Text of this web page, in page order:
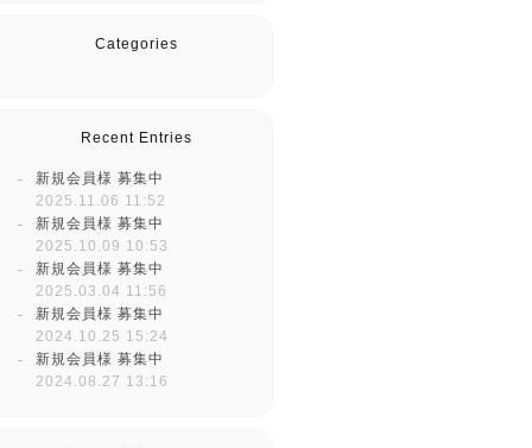
Categories
Recent Entries
新規会員様 募集中
2025.11.06 11:52
新規会員様 募集中
2025.10.09 10:53
新規会員様 募集中
2025.03.04 11:56
新規会員様 募集中
2024.10.25 15:24
新規会員様 募集中
2024.08.27 13:16